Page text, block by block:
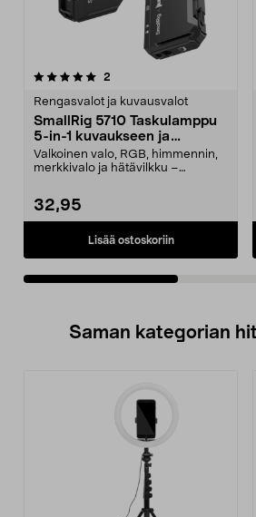
2
Rengasvalot ja kuvausvalot
SmallRig 5710 Taskulamppu
5-in-1 kuvaukseen ja
videointiin
Valkoinen valo, RGB, himmennin,
merkkivalo ja hätävilkku –
32,95
Lisää ostoskoriin
0.0 viidestä
Saman kategorian